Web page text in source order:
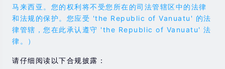
马来西亚。您的权利将不受您所在的司法管辖区中的法律
和法规的保护。您应受 'the Republic of Vanuatu' 的法
律管辖，您在此承认遵守 'the Republic of Vanuatu' 法
律。）
请仔细阅读以下合规披露：